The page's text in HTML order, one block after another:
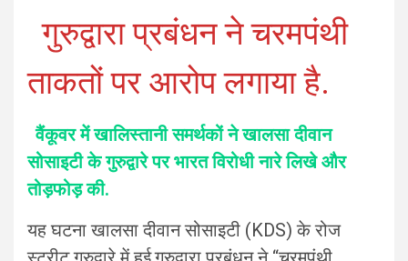
गुरुद्वारा प्रबंधन ने चरमपंथी
ताकतों पर आरोप लगाया है.
वैंकूवर में खालिस्तानी समर्थकों ने खालसा दीवान
सोसाइटी के गुरुद्वारे पर भारत विरोधी नारे लिखे और
तोड़फोड़ की.
यह घटना खालसा दीवान सोसाइटी (KDS) के रोज